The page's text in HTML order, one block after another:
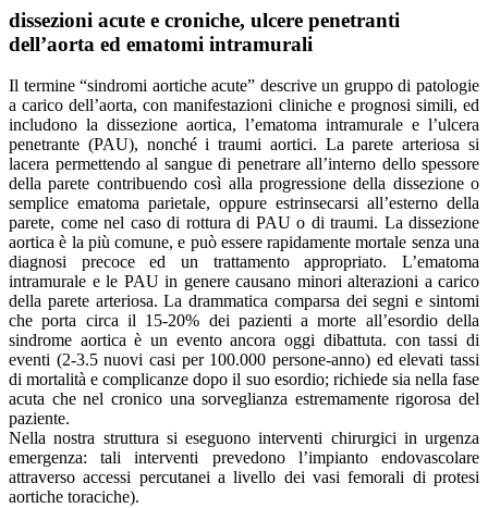
dissezioni acute e croniche, ulcere penetranti
dell’aorta ed ematomi intramurali
Il termine “sindromi aortiche acute” descrive un gruppo di patologie
a carico dell’aorta, con manifestazioni cliniche e prognosi simili, ed
includono la dissezione aortica, l’ematoma intramurale e l’ulcera
penetrante (PAU), nonché i traumi aortici. La parete arteriosa si
lacera permettendo al sangue di penetrare all’interno dello spessore
della parete contribuendo così alla progressione della dissezione o
semplice ematoma parietale, oppure estrinsecarsi all’esterno della
parete, come nel caso di rottura di PAU o di traumi. La dissezione
aortica è la più comune, e può essere rapidamente mortale senza una
diagnosi precoce ed un trattamento appropriato. L’ematoma
intramurale e le PAU in genere causano minori alterazioni a carico
della parete arteriosa. La drammatica comparsa dei segni e sintomi
che porta circa il 15-20% dei pazienti a morte all’esordio della
sindrome aortica è un evento ancora oggi dibattuta. con tassi di
eventi (2-3.5 nuovi casi per 100.000 persone-anno) ed elevati tassi
di mortalità e complicanze dopo il suo esordio; richiede sia nella fase
acuta che nel cronico una sorveglianza estremamente rigorosa del
paziente.
Nella nostra struttura si eseguono interventi chirurgici in urgenza
emergenza: tali interventi prevedono l’impianto endovascolare
attraverso accessi percutanei a livello dei vasi femorali di protesi
aortiche toraciche).